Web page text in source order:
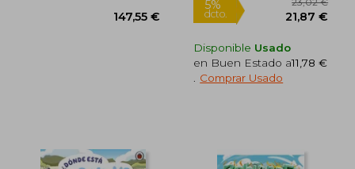
Disponible Usado
en Buen Estado a11,78 €
Comprar Usado